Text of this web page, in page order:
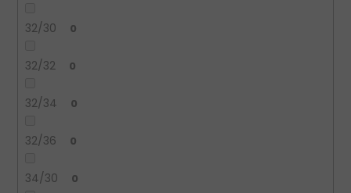
32/30 0
32/32 0
32/34 0
32/36 0
34/30 0